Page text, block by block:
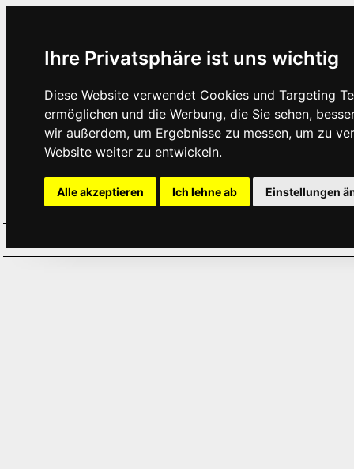
Ihre Privatsphäre ist uns wichtig
Diese Website verwendet Cookies und Targeting
ermöglichen und die Werbung, die Sie sehen,
wir außerdem, um Ergebnisse zu messen, um zu
Website weiter zu entwickeln.
Alle akzeptieren Ich lehne ab Einstellungen